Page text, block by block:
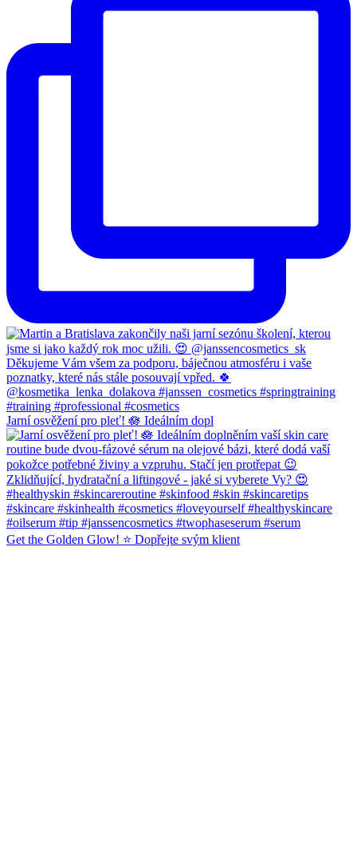
Jarní osvěžení pro pleť! 🪷 Ideálním dopl
Get the Golden Glow! ⭐️ Dopřejte svým klient